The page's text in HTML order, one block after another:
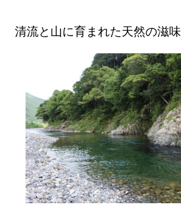
清流と山に育まれた天然の滋味